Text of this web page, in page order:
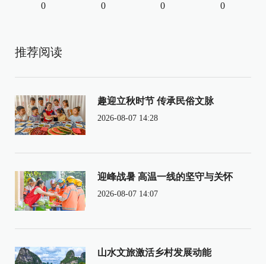
0 0 0 0
推荐阅读
趣迎立秋时节 传承民俗文脉
2026-08-07 14:28
迎峰战暑 高温一线的坚守与关怀
2026-08-07 14:07
山水文旅激活乡村发展动能